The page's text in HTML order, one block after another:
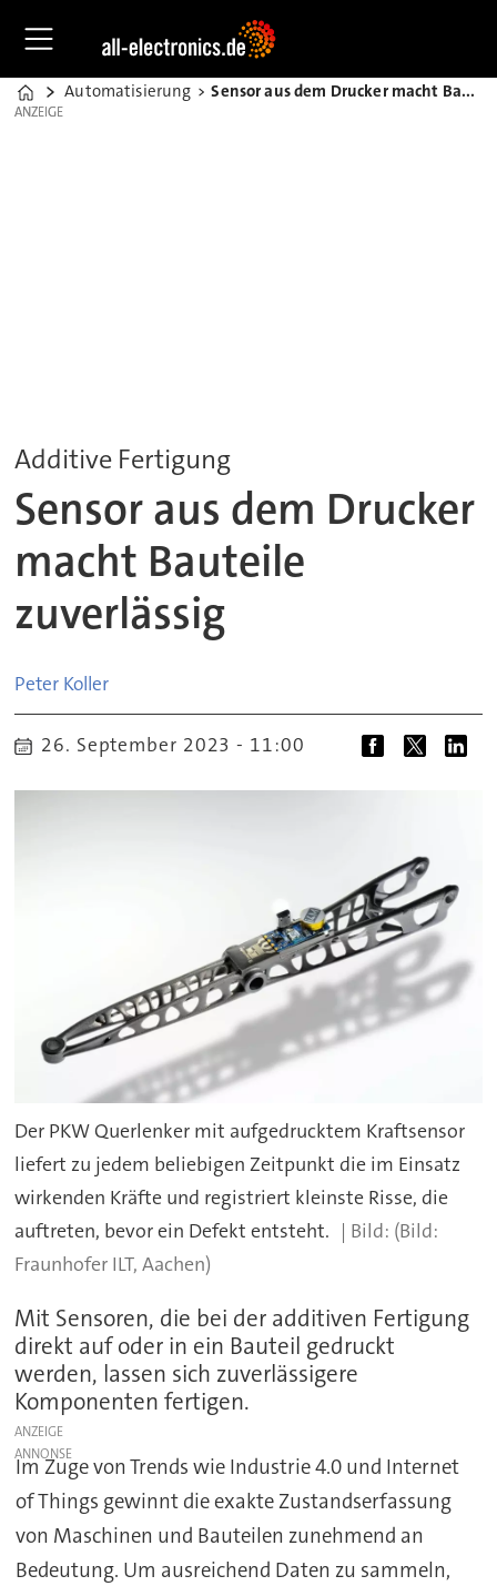
Home
Automatisierung Sensor aus dem Drucker macht Bauteile zuverlässig
ANZEIGE
ANZEIGE
Additive Fertigung
Sensor aus dem Drucker
macht Bauteile
zuverlässig
Peter Koller
26. September 2023 - 11:00
Der PKW Querlenker mit aufgedrucktem Kraftsensor
liefert zu jedem beliebigen Zeitpunkt die im Einsatz
wirkenden Kräfte und registriert kleinste Risse, die
auftreten, bevor ein Defekt entsteht.
(Bild:
Fraunhofer ILT, Aachen)
Mit Sensoren, die bei der additiven Fertigung
direkt auf oder in ein Bauteil gedruckt
werden, lassen sich zuverlässigere
Komponenten fertigen.
ANZEIGE
Im Zuge von Trends wie Industrie 4.0 und Internet
of Things gewinnt die exakte Zustandserfassung
von Maschinen und Bauteilen zunehmend an
Bedeutung. Um ausreichend Daten zu sammeln,